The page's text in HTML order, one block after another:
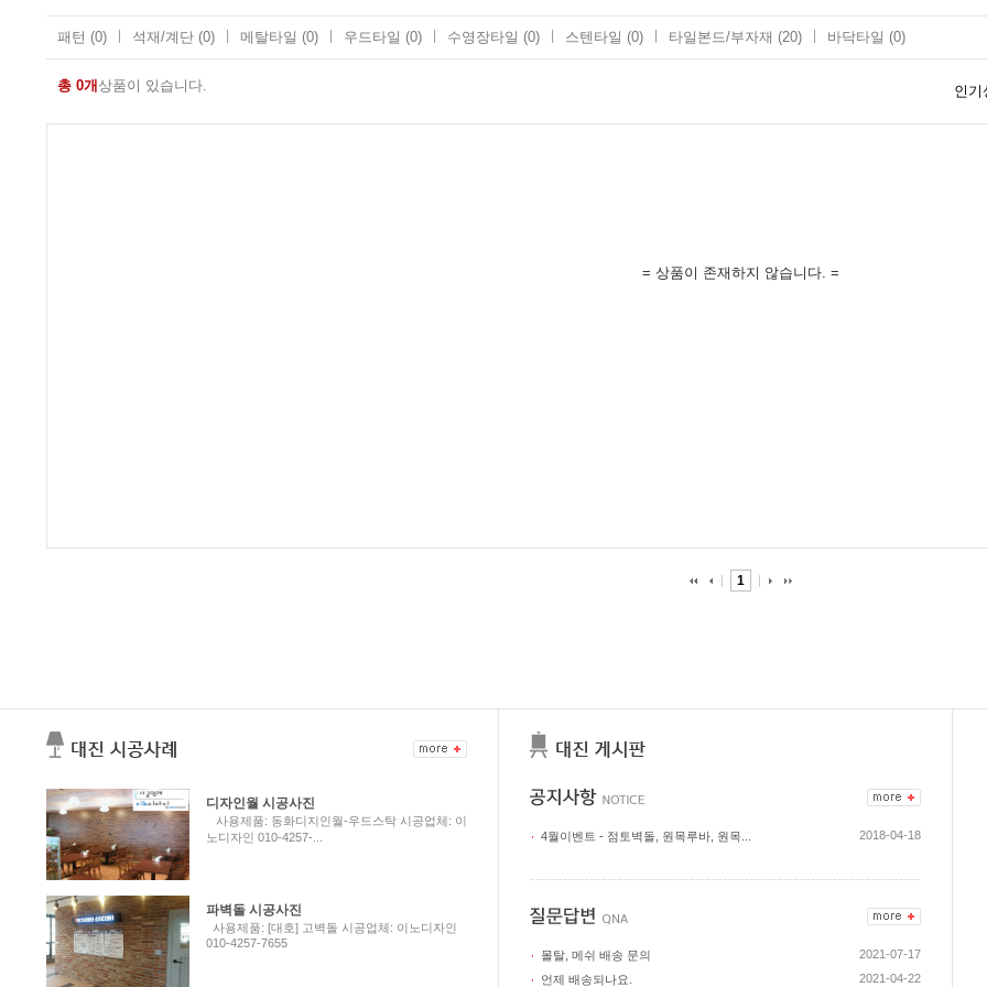
패턴 (0) 석재/계단 (0) 메탈타일 (0) 우드타일 (0) 수영장타일 (0) 스텐타일 (0) 타일본드/부자재 (20) 바닥타일 (0)
총 0개 상품이 있습니다. 인기
= 상품이 존재하지 않습니다. =
1
디자인월 시공사진
사용제품: 동화디지인월-우드스탁 시공업체: 이
노디자인 010-4257-...
파벽돌 시공사진
사용제품: [대호] 고벽돌 시공업체: 이노디자인
010-4257-7655
4월이벤트 - 점토벽돌, 원목루바, 원목... 2018-04-18
몰탈, 메쉬 배송 문의
2021-07-17
언제 배송되나요.
2021-04-22